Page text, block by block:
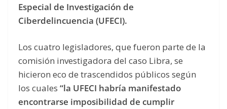
Especial de Investigación de
Ciberdelincuencia (UFECI).
Los cuatro legisladores, que fueron parte de la
comisión investigadora del caso Libra, se
hicieron eco de trascendidos públicos según
los cuales “la UFECI habría manifestado
encontrarse imposibilidad de cumplir